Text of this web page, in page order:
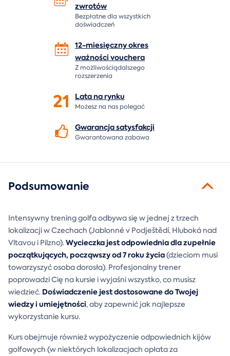
zwrotów
Bezpłatne dla wszystkich
doświadczeń
12-miesięczny okres
ważności vouchera
Z możliwościądalszego
rozszerzenia
21 Lata narynku
Możesz na nas polegać
Gwarancjasatysfakcji
Gwarantowana zabawa
Podsumowanie
Intensywny trening golfa odbywa się w jednej z trzech
lokalizacji w Czechach (Jablonné v Podještědí, Hluboká nad
Vltavou i Pilzno).Wycieczka jest odpowiednia dla zupełnie
początkujących, począwszy od 7 roku życia(dzieciom musi
towarzyszyć osoba dorosła). Profesjonalny trener
poprowadzi Cię na kursie i wyjaśni wszystko, co musisz
wiedzieć. Doświadczenie jest dostosowane do Twojej
wiedzy i umiejętności, aby zapewnić jak najlepsze
wykorzystanie kursu.
Kurs obejmuje również wypożyczenie odpowiednich kijów
golfowych (w niektórych lokalizacjach opłata za